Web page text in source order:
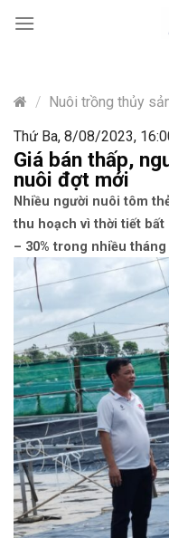
content
/ Nuôi trồng thủy
Thứ Ba, 8/08/2023,
Giá bán thấp,
nuôi đợt mới
Nhiều người nuôi tôm
thu hoạch vì thời tiết bất
– 30% trong nhiều tháng